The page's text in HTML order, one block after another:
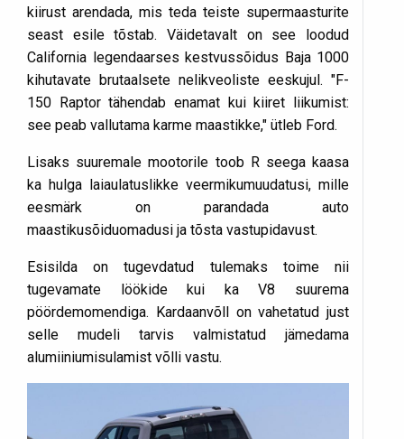
kiirust arendada, mis teda teiste supermaasturite
seast esile tõstab. Väidetavalt on see loodud
California legendaarses kestvussõidus Baja 1000
kihutavate brutaalsete nelikveoliste eeskujul. "F-
150 Raptor tähendab enamat kui kiiret liikumist:
see peab vallutama karme maastikke," ütleb Ford.
Lisaks suuremale mootorile toob R seega kaasa
ka hulga laiaulatuslikke veermikumuudatusi, mille
eesmärk on parandada auto
maastikusõiduomadusi ja tõsta vastupidavust.
Esisilda on tugevdatud tulemaks toime nii
tugevamate löökide kui ka V8 suurema
pöördemomendiga. Kardaanvõll on vahetatud just
selle mudeli tarvis valmistatud jämedama
alumiiniumisulamist võlli vastu.